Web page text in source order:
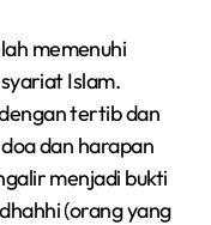
memenuhi
Islam.
tertib dan
dan harapan
menjadi bukti
(orang yang